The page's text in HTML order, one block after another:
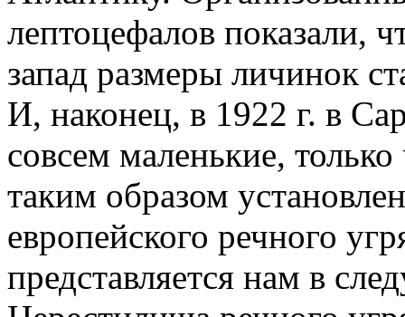
лептоцефалов показали,
запад размеры личинок
И, наконец, в 1922 г. в
совсем маленькие,
таким образом
европейского речного
представляется нам в